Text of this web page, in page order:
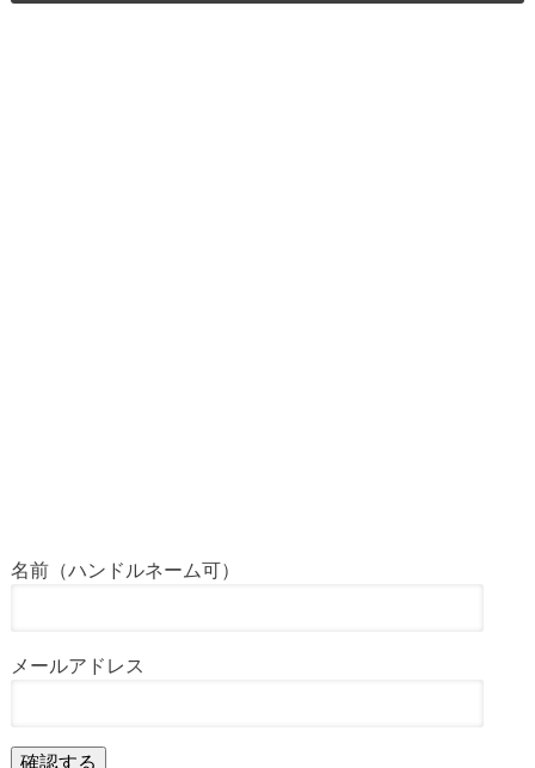
名前（ハンドルネーム可）
メールアドレス